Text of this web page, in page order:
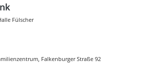
Fülscher
Falkenburger Straße 92